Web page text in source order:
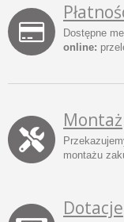
Dostępne
online:
Montaż
montażu
Dotacje